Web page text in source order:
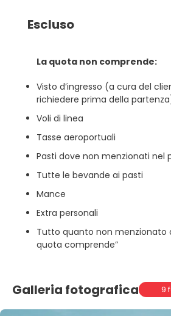
Escluso
La quota non comprende:
Visto d’ingresso (a cura del
richiedere prima della
Voli di linea
Tasse aeroportuali
Pasti dove non menzionati nel
Tutte le bevande ai pasti
Mance
Extra personali
Tutto quanto non menzionato
quota comprende”
Galleria fotografica 9